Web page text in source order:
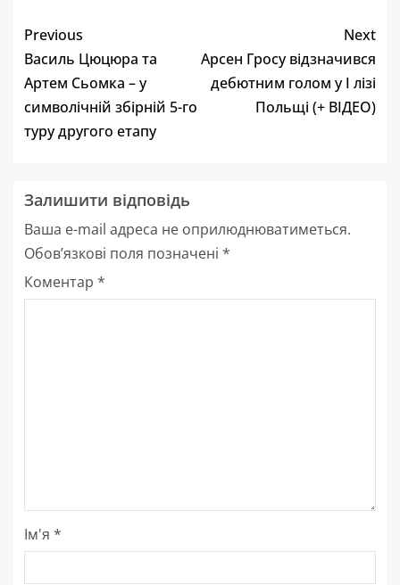
Previous
Василь Цюцюра та
Артем Сьомка – у
символічній збірній 5-го
туру другого етапу
Next
Арсен Гросу відзначився
дебютним голом у І лізі
Польщі (+ ВІДЕО)
Залишити відповідь
Ваша e-mail адреса не оприлюднюватиметься.
Обов’язкові поля позначені *
Коментар *
Ім'я *